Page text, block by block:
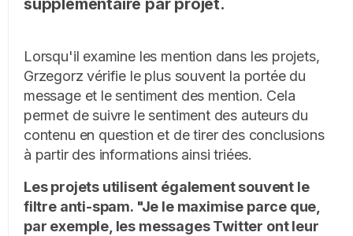
supplémentaire par projet.
Lorsqu'il examine les mention dans les projets,
Grzegorz vérifie le plus souvent la portée du
message et le sentiment des mention. Cela
permet de suivre le sentiment des auteurs du
contenu en question et de tirer des conclusions
à partir des informations ainsi triées.
Les projets utilisent également souvent le
filtre anti-spam. "Je le maximise parce que,
par exemple, les messages Twitter ont leur